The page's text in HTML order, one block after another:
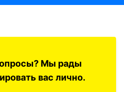
Мы рады
вас лично.